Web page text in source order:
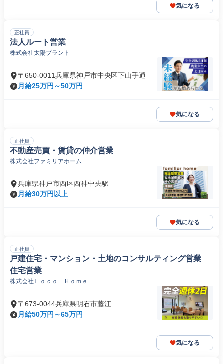
気になる
正社員
法人ルート営業
株式会社太陽プラント
〒650-0011兵庫県神戸市中央区下山手通
月給25万円～50万円
気になる
正社員
不動産売買・賃貸の仲介営業
株式会社ファミリアホーム
兵庫県神戸市西区西神中央駅
月給30万円以上
気になる
正社員
戸建住宅・マンション・土地のコンサルティング営業
住宅営業
株式会社Ｌｏｃｏ Ｈｏｍｅ
〒673-0044兵庫県明石市藤江
月給50万円～65万円
気になる